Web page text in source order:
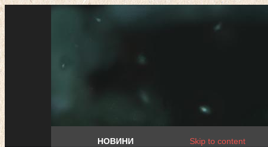
НОВИНИ Skip to content